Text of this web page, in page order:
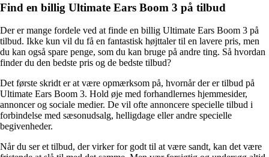
Find en billig Ultimate Ears Boom 3 på tilbud
Der er mange fordele ved at finde en billig Ultimate Ears Boom 3 på
tilbud. Ikke kun vil du få en fantastisk højttaler til en lavere pris, men
du kan også spare penge, som du kan bruge på andre ting. Så hvordan
finder du den bedste pris og de bedste tilbud?
Det første skridt er at være opmærksom på, hvornår der er tilbud på
Ultimate Ears Boom 3. Hold øje med forhandlernes hjemmesider,
annoncer og sociale medier. De vil ofte annoncere specielle tilbud i
forbindelse med sæsonudsalg, helligdage eller andre specielle
begivenheder.
Når du ser et tilbud, der virker for godt til at være sandt, kan det være